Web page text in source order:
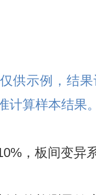
供示例，结
计算样本结果
，板间变异